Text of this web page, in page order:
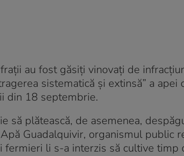
au fost găsiți vinovați de
sistematică și extinsă” a
din 18 septembrie.
să plătească, de asemenea,
Guadalquivir, organismul public
fermieri li s-a interzis să cultive timp